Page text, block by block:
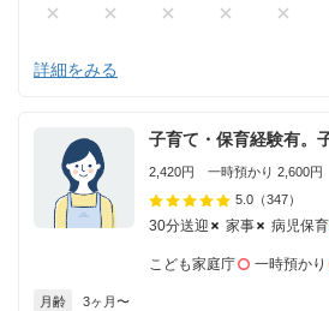
詳細をみる
子育て・保育経験有。
2,420円 一時預かり 2,600円
5.0 （347）
30分送迎 家事 病児保育
こども家庭庁 一時預かり
月齢 3ヶ月〜